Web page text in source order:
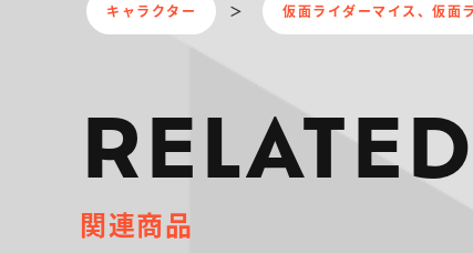
キャラクター 仮面ライダーマイス、仮面
関連商品